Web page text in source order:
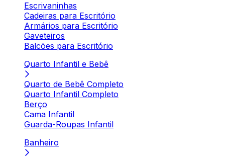
Escrivaninhas
Cadeiras para Escritório
Armários para Escritório
Gaveteiros
Balcões para Escritório
Quarto Infantil e Bebê
Quarto de Bebê Completo
Quarto Infantil Completo
Berço
Cama Infantil
Guarda-Roupas Infantil
Banheiro